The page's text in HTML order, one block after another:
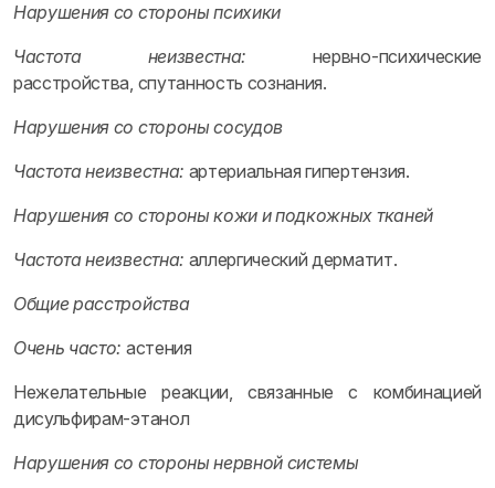
Нарушения со стороны психики
Частота неизвестна: нервно-психические
расстройства, спутанность сознания.
Нарушения со стороны сосудов
Частота неизвестна: артериальная гипертензия.
Нарушения со стороны кожи и подкожных тканей
Частота неизвестна: аллергический дерматит.
Общие расстройства
Очень часто: астения
Нежелательные реакции, связанные с комбинацией
дисульфирам-этанол
Нарушения со стороны нервной системы